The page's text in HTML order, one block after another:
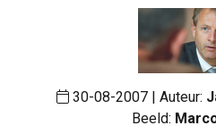
30-08-2007 | Auteur:
Beeld: